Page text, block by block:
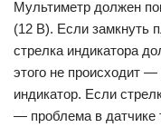
Мультиметр должен
(12 В). Если замкнуть
стрелка индикатора
этого не происходит
индикатор. Если
— проблема в датчике